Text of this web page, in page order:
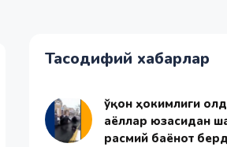
Тасодифий хабарлар
Қўқон ҳокимлиги
аёллар юзасидан
расмий баёнот